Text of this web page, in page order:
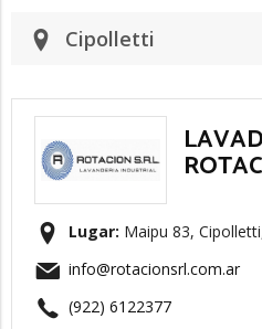
Cipolletti
Lugar: Maipu 83,
info@rotacionsrl.com.ar
(922) 6122377